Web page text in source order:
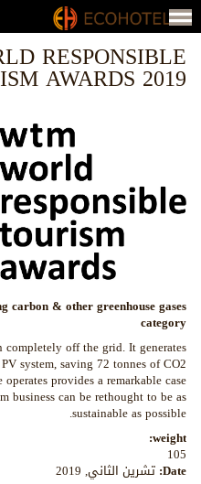
RESPONSIBLE
AWARDS 2019
carbon & other greenhouse gases
category
completely off the grid. It generates
system, saving 72 tonnes of CO2
provides a remarkable case
business can be rethought to be as
sustainable as possible.
weight:
105
Date: تشرين الثاني, 2019